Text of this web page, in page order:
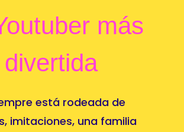
más
divertida
está rodeada de
imitaciones, una familia